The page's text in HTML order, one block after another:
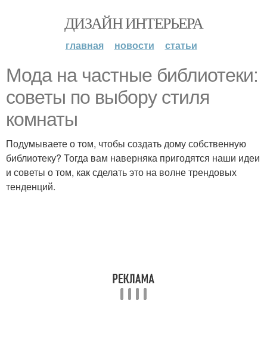
ДИЗАЙН ИНТЕРЬЕРА
главная новости статьи
Мода на частные библиотеки:
советы по выбору стиля
комнаты
Подумываете о том, чтобы создать дому собственную
библиотеку? Тогда вам наверняка пригодятся наши идеи
и советы о том, как сделать это на волне трендовых
тенденций.